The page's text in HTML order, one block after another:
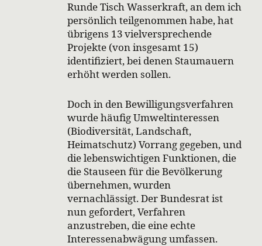
Runde Tisch Wasserkraft, an dem ich
persönlich teilgenommen habe, hat
übrigens 13 vielversprechende
Projekte (von insgesamt 15)
identifiziert, bei denen Staumauern
erhöht werden sollen.
Doch in den Bewilligungsverfahren
wurde häufig Umweltinteressen
(Biodiversität, Landschaft,
Heimatschutz) Vorrang gegeben, und
die lebenswichtigen Funktionen, die
die Stauseen für die Bevölkerung
übernehmen, wurden
vernachlässigt. Der Bundesrat ist
nun gefordert, Verfahren
anzustreben, die eine echte
Interessenabwägung umfassen.